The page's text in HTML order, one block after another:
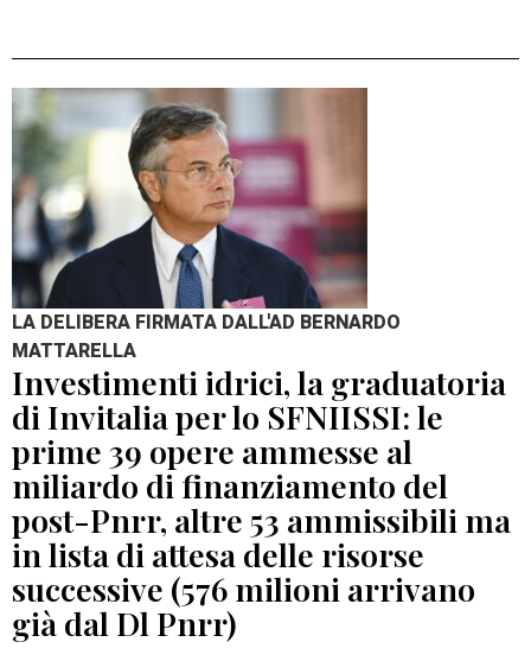
LA DELIBERA FIRMATA DALL'AD BERNARDO
MATTARELLA
Investimenti idrici, la graduatoria
di Invitalia per lo SFNIISSI: le
prime 39 opere ammesse al
miliardo di finanziamento del
post-Pnrr, altre 53 ammissibili ma
in lista di attesa delle risorse
successive (576 milioni arrivano
già dal Dl Pnrr)